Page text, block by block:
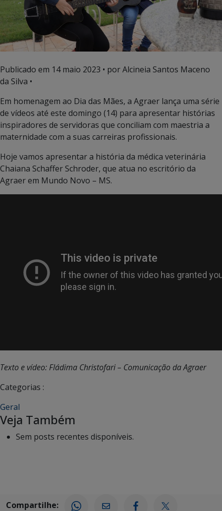
Publicado em 14 maio 2023 • por Alcineia Santos Maceno
da Silva •
Em homenagem ao Dia das Mães, a Agraer lança uma série
de vídeos até este domingo (14) para apresentar histórias
inspiradores de servidoras que conciliam com maestria a
maternidade com a suas carreiras profissionais.
Hoje vamos apresentar a história da médica veterinária
Chaiana Schaffer Schroder, que atua no escritório da
Agraer em Mundo Novo – MS.
Texto e vídeo: Fládima Christofari – Comunicação da Agraer
Categorias :
Geral
Veja Também
Sem posts recentes disponíveis.
Compartilhe: